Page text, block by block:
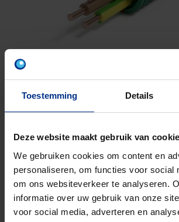
Toestemming Details
Deze website maakt gebruik van
We gebruiken cookies om content en
personaliseren, om functies voor social
om ons websiteverkeer te analyseren.
informatie over uw gebruik van onze
voor social media, adverteren en
Z1U 3G2.5
16MM 100M
Artikelnummer: 1234001794
EAN: 5420056280938